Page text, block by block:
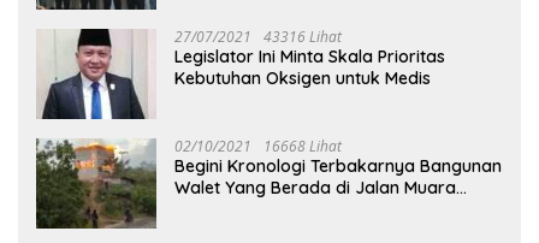
27/07/2021 43316 Lihat
Legislator Ini Minta Skala Prioritas
Kebutuhan Oksigen untuk Medis
02/10/2021 16668 Lihat
Begini Kronologi Terbakarnya Bangunan
Walet Yang Berada di Jalan Muara